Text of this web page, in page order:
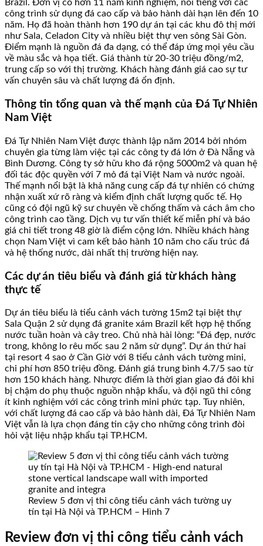
Brazil. Đơn vị có hơn 11 năm kinh nghiệm, nổi tiếng với các
công trình sử dụng đá cao cấp và bảo hành dài hạn lên đến 10
năm. Họ đã hoàn thành hơn 190 dự án tại các khu đô thị mới
như Sala, Celadon City và nhiều biệt thự ven sông Sài Gòn.
Điểm mạnh là nguồn đá đa dạng, có thể đáp ứng mọi yêu cầu
về màu sắc và họa tiết. Giá thành từ 20-30 triệu đồng/m2,
trung cấp so với thị trường. Khách hàng đánh giá cao sự tư
vấn chuyên sâu và chất lượng đá ổn định.
Thông tin tổng quan và thế mạnh của Đá Tự Nhiên
Nam Việt
Đá Tự Nhiên Nam Việt được thành lập năm 2014 bởi nhóm
chuyên gia từng làm việc tại các công ty đá lớn ở Đà Nẵng và
Bình Dương. Công ty sở hữu kho đá rộng 5000m2 và quan hệ
đối tác độc quyền với 7 mỏ đá tại Việt Nam và nước ngoài.
Thế mạnh nổi bật là khả năng cung cấp đá tự nhiên có chứng
nhận xuất xứ rõ ràng và kiểm định chất lượng quốc tế. Họ
cũng có đội ngũ kỹ sư chuyên về chống thấm và cách âm cho
công trình cao tầng. Dịch vụ tư vấn thiết kế miễn phí và báo
giá chi tiết trong 48 giờ là điểm cộng lớn. Nhiều khách hàng
chọn Nam Việt vì cam kết bảo hành 10 năm cho cấu trúc đá
và hệ thống nước, dài nhất thị trường hiện nay.
Các dự án tiêu biểu và đánh giá từ khách hàng
thực tế
Dự án tiêu biểu là tiểu cảnh vách tường 15m2 tại biệt thự
Sala Quận 2 sử dụng đá granite xám Brazil kết hợp hệ thống
nước tuần hoàn và cây treo. Chủ nhà hài lòng: “Đá đẹp, nước
trong, không lo rêu mốc sau 2 năm sử dụng”. Dự án thứ hai
tại resort 4 sao ở Cần Giờ với 8 tiểu cảnh vách tường mini,
chi phí hơn 850 triệu đồng. Đánh giá trung bình 4.7/5 sao từ
hơn 150 khách hàng. Nhược điểm là thời gian giao đá đôi khi
bị chậm do phụ thuộc nguồn nhập khẩu, và đội ngũ thi công
ít kinh nghiệm với các công trình mini phức tạp. Tuy nhiên,
với chất lượng đá cao cấp và bảo hành dài, Đá Tự Nhiên Nam
Việt vẫn là lựa chọn đáng tin cậy cho những công trình đòi
hỏi vật liệu nhập khẩu tại TP.HCM.
Review 5 đơn vị thi công tiểu cảnh vách tường uy
tín tại Hà Nội và TP.HCM – Hình 7
Review đơn vị thi công tiểu cảnh vách